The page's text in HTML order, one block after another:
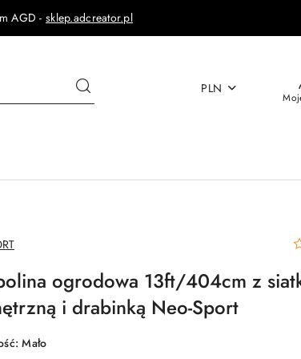
AGD - sklep.adcreator.pl
PLN
ogrodowa 13ft/404cm z
i drabinką Neo-Sport
Mało